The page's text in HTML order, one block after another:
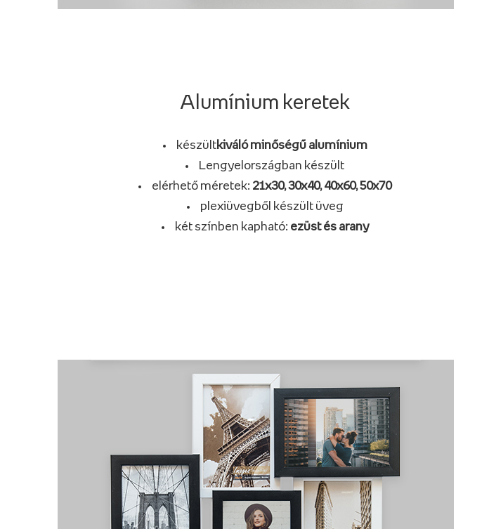
Alumínium keretek
készültkiváló minőségű alumínium
Lengyelországban készült
elérhető méretek: 21x30, 30x40, 40x60, 50x70
plexiüvegből készült üveg
két színben kapható: ezüst és arany